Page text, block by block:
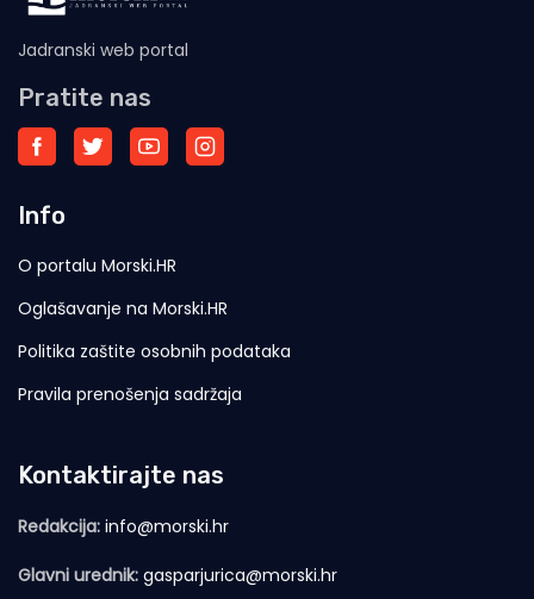
Jadranski web portal
Pratite nas
Info
O portalu Morski.HR
Oglašavanje na Morski.HR
Politika zaštite osobnih podataka
Pravila prenošenja sadržaja
Kontaktirajte nas
Redakcija: info@morski.hr
Glavni urednik: gasparjurica@morski.hr